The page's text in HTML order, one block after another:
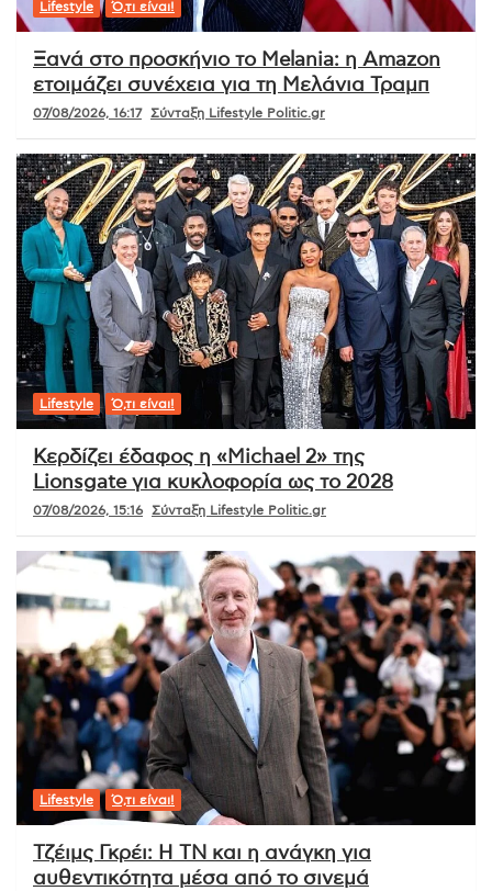
Lifestyle Ό,τι είναι!
Ξανά στο προσκήνιο το Melania: η Amazon
ετοιμάζει συνέχεια για τη Μελάνια Τραμπ
07/08/2026, 16:17 Σύνταξη Lifestyle Politic.gr
Lifestyle Ό,τι είναι!
Κερδίζει έδαφος η «Michael 2» της
Lionsgate για κυκλοφορία ως το 2028
07/08/2026, 15:16 Σύνταξη Lifestyle Politic.gr
Lifestyle Ό,τι είναι!
Τζέιμς Γκρέι: Η ΤΝ και η ανάγκη για
αυθεντικότητα μέσα από το σινεμά